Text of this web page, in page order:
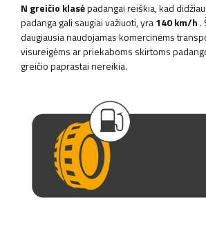
N greičio klasėpadangai reiškia, kad
padanga gali saugiai važiuoti, yra140 km/h.
daugiausia naudojamas komercinėms
visureigėms ar priekaboms skirtoms
greičio paprastai nereikia.